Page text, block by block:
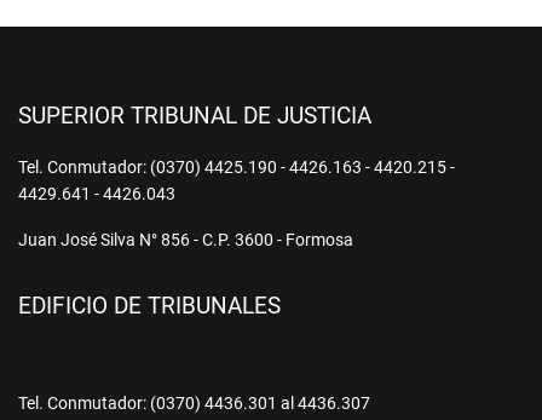
SUPERIOR TRIBUNAL DE JUSTICIA
Tel. Conmutador: (0370) 4425.190 - 4426.163 - 4420.215 -
4429.641 - 4426.043
Juan José Silva N° 856 - C.P. 3600 - Formosa
EDIFICIO DE TRIBUNALES
Tel. Conmutador: (0370) 4436.301 al 4436.307